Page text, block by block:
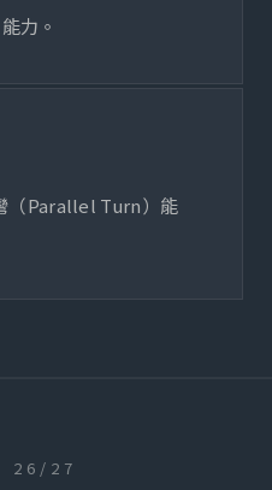
力。
（Parallel Turn）能
26/27